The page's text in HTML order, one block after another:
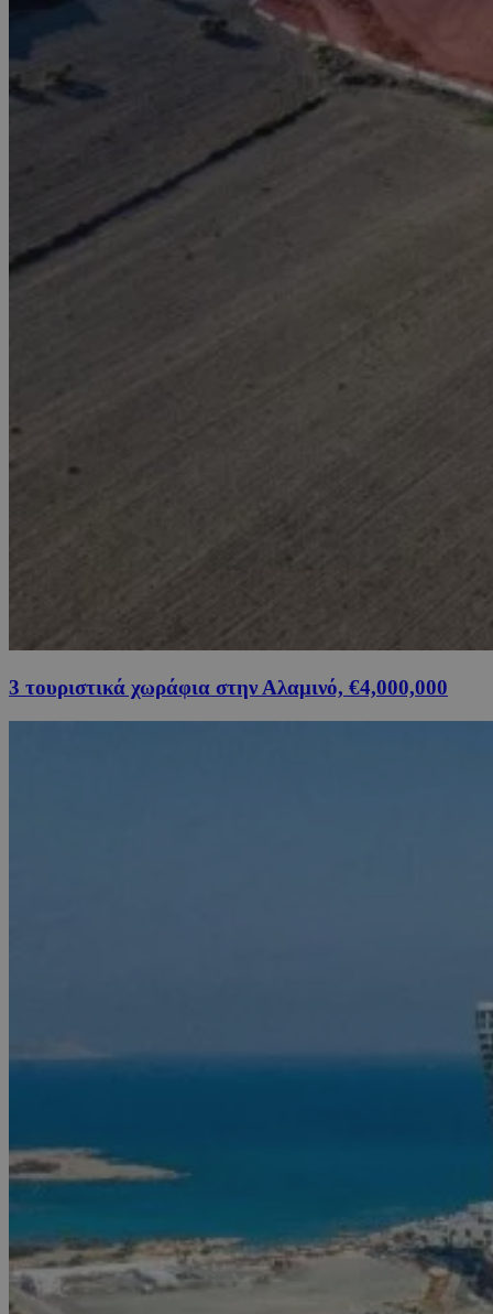
3 τουριστικά χωράφια στην Αλαμινό, €4,000,000